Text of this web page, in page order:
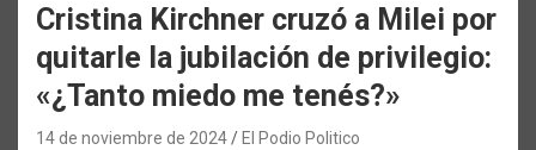
Cristina Kirchner cruzó a Milei por
quitarle la jubilación de privilegio:
«¿Tanto miedo me tenés?»
14 de noviembre de 2024 El Podio Politico